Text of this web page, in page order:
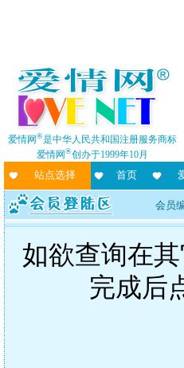
爱情网®是中华人民共和国注册服务商标
爱情网®创办于1999年10月
站点选择 首页
会员
如欲查询在
完成后